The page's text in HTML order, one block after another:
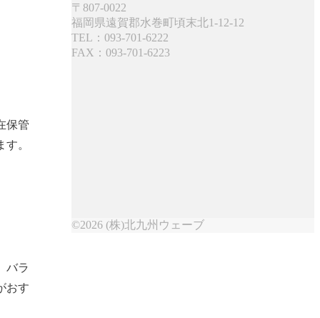
保管
。
バラ
おす
〒807-0022
福岡県遠賀郡水巻町頃末北1-12-12
TEL：093-701-6222
FAX：093-701-6223
©2026 (株)北九州ウェーブ